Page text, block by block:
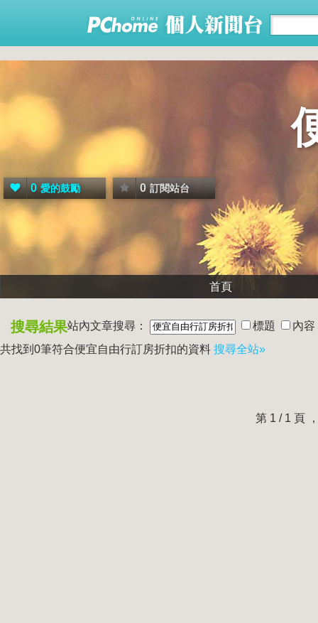
0 愛的鼓勵 0 訂閱站台
首頁
搜尋結果站內文章搜尋： 標題
內容
共找到0筆符合便宜自由行訂房折扣的資料 搜尋全站»
第 1 / 1